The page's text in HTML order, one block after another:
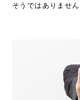
そうではありません